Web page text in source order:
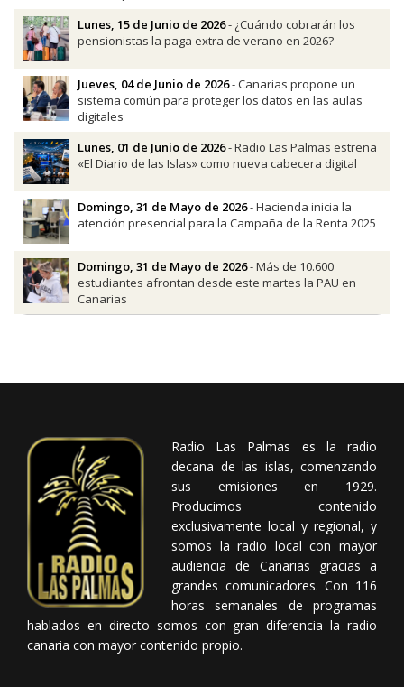
Lunes, 15 de Junio de 2026- ¿Cuándo cobrarán los
pensionistas la paga extra de verano en 2026?
Jueves, 04 de Junio de 2026- Canarias propone un
sistema común para proteger los datos en las aulas
digitales
Lunes, 01 de Junio de 2026- Radio Las Palmas estrena
«El Diario de las Islas» como nueva cabecera digital
Domingo, 31 de Mayo de 2026- Hacienda inicia la
atención presencial para la Campaña de la Renta 2025
Domingo, 31 de Mayo de 2026- Más de 10.600
estudiantes afrontan desde este martes la PAU en
Canarias
Radio Las Palmas es la radio
decana de las islas, comenzando
sus emisiones en 1929.
Producimos contenido
exclusivamente local y regional, y
somos la radio local con mayor
audiencia de Canarias gracias a
grandes comunicadores. Con 116
horas semanales de programas
hablados en directo somos con gran diferencia la radio
canaria con mayor contenido propio.